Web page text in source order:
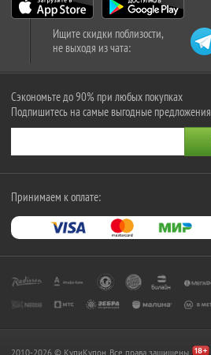
Ищите скидки поблизости,
не выходя из чата:
Сэкономьте до 90% при любых покупках
Подпишитесь на самые выгодные предложения
Принимаем к оплате:
2010-2026 © КупиКупон. Все права защищены.